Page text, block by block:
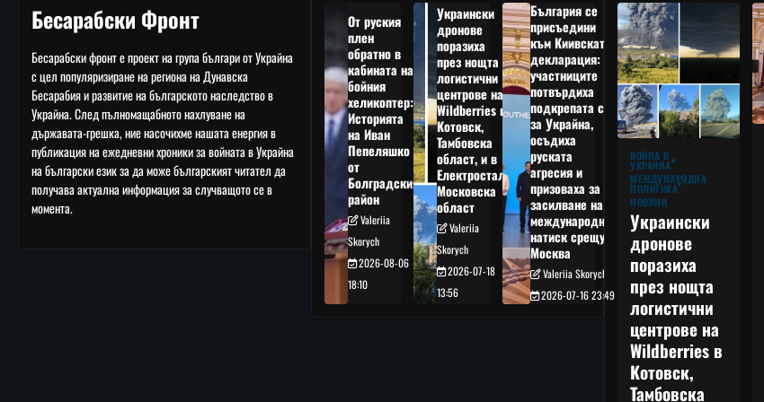
Бесарабски Фронт
Бесарабски фронт е проект на група българи от Украйна
с цел популяризиране на региона на Дунавска
Бесарабия и развитие на българското наследство в
Украйна. След пълномащабното нахлуване на
държавата-грешка, ние насочихме нашата енергия в
публикация на ежедневни хроники за войната в Украйна
на български език за да може българският читател да
получава актуална информация за случващото се в
момента.
От руския
плен
обратно в
кабината на
бойния
хеликоптер:
Историята
на Иван
Пепеляшко
от
Болградския
район
Valeriia
Skorych
2026-08-06
18:10
Украински
дронове
поразиха
през нощта
логистични
центрове на
Wildberries в
Котовск,
Тамбовска
област, и в
Електростал,
Московска
област
Valeriia
Skorych
2026-07-18
13:56
България се
присъедини
към Киивската
декларация:
участниците
потвърдиха
подкрепата си
за Украйна,
осъдиха
руската
агресия и
призоваха за
засилване на
международния
натиск срещу
Москва
Valeriia Skorych
2026-07-16 23:49
ВОЙНА В
УКРАЙНА
МЕЖДУНАРОДНА
ПОЛИТИКА
НОВИНИ
Украински
дронове
поразиха
през нощта
логистични
центрове на
Wildberries в
Котовск,
Тамбовска